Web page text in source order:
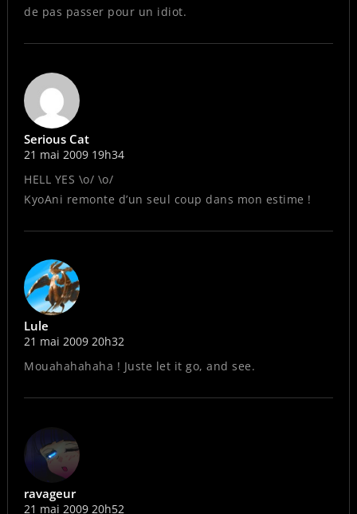
de pas passer pour un idiot.
Serious Cat
21 mai 2009 19h34
HELL YES \o/ \o/
KyoAni remonte d’un seul coup dans mon estime !
Lule
21 mai 2009 20h32
Mouahahahaha ! Juste let it go, and see.
ravageur
21 mai 2009 20h52